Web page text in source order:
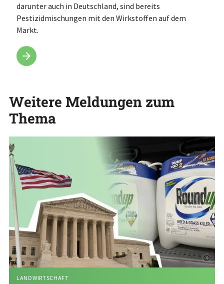
darunter auch in Deutschland, sind bereits
Pestizidmischungen mit den Wirkstoffen auf dem
Markt.
Weitere Meldungen zum
Thema
©
LANDWIRTSCHAFT